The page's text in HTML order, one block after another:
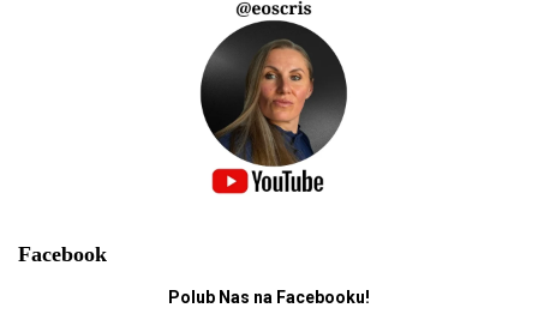
Facebook
Polub Nas na Facebooku!